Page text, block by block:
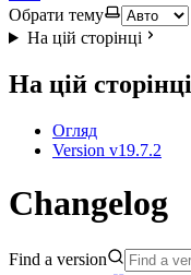
Обрати тему
На цій сторінці
На цій сторінці
Огляд
Version v19.7.2
Changelog
Find a version